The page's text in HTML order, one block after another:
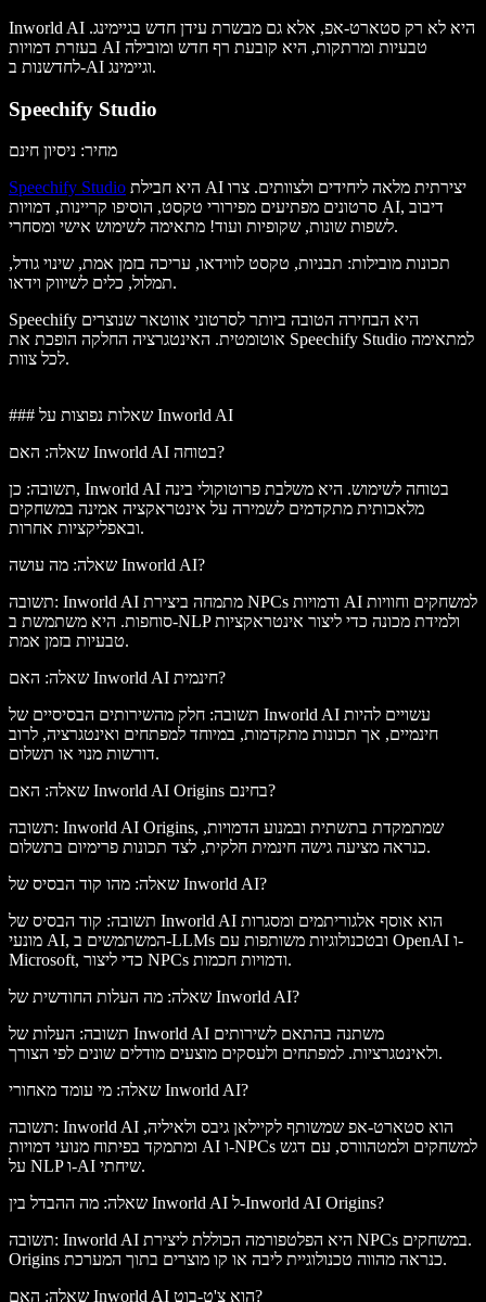
Inworld AI היא לא רק סטארט-אפ, אלא גם מבשרת עידן חדש בגיימינג.
בעזרת דמויות AI טבעיות ומרתקות, היא קובעת רף חדש ומובילה
לחדשנות ב-AI וגיימינג.
Speechify Studio
מחיר: ניסיון חינם
Speechify Studio
סרטונים מפתיעים מפירורי טקסט, הוסיפו קריינות, דמויות AI, דיבוב
לשפות שונות, שקופיות ועוד! מתאימה לשימוש אישי ומסחרי.
תכונות מובילות: תבניות, טקסט לווידאו, עריכה בזמן אמת, שינוי גודל,
תמלול, כלים לשיווק וידאו.
Speechify היא הבחירה הטובה ביותר לסרטוני אווטאר שנוצרים
אוטומטית. האינטגרציה החלקה הופכת את Speechify Studio למתאימה
לכל צוות.
### שאלות נפוצות על Inworld AI
שאלה: האם Inworld AI בטוחה?
תשובה: כן, Inworld AI בטוחה לשימוש. היא משלבת פרוטוקולי בינה
מלאכותית מתקדמים לשמירה על אינטראקציה אמינה במשחקים
ובאפליקציות אחרות.
שאלה: מה עושה Inworld AI?
תשובה: Inworld AI מתמחה ביצירת NPCs ודמויות AI למשחקים וחוויות
סוחפות. היא משתמשת ב-NLP ולמידת מכונה כדי ליצור אינטראקציות
טבעיות בזמן אמת.
שאלה: האם Inworld AI חינמית?
תשובה: חלק מהשירותים הבסיסיים של Inworld AI עשויים להיות
חינמיים, אך תכונות מתקדמות, במיוחד למפתחים ואינטגרציה, לרוב
דורשות מנוי או תשלום.
שאלה: האם Inworld AI Origins בחינם?
תשובה: Inworld AI Origins, שמתמקדת בתשתית ובמנוע הדמויות,
כנראה מציעה גישה חינמית חלקית, לצד תכונות פרימיום בתשלום.
שאלה: מהו קוד הבסיס של Inworld AI?
תשובה: קוד הבסיס של Inworld AI הוא אוסף אלגוריתמים ומסגרות
מונעי AI, המשתמשים ב-LLMs ובטכנולוגיות משותפות עם OpenAI ו-
Microsoft, כדי ליצור NPCs ודמויות חכמות.
שאלה: מה העלות החודשית של Inworld AI?
תשובה: העלות של Inworld AI משתנה בהתאם לשירותים
ולאינטגרציות. למפתחים ולעסקים מוצעים מודלים שונים לפי הצורך.
שאלה: מי עומד מאחורי Inworld AI?
תשובה: Inworld AI הוא סטארט-אפ שמשותף לקיילאן גיבס ולאיליה,
ומתמקד בפיתוח מנועי דמויות AI ו-NPCs למשחקים ולמטהוורס, עם דגש
על NLP ו-AI שיחתי.
שאלה: מה ההבדל בין Inworld AI ל-Inworld AI Origins?
תשובה: Inworld AI היא הפלטפורמה הכוללת ליצירת NPCs במשחקים.
Origins כנראה מהווה טכנולוגיית ליבה או קו מוצרים בתוך המערכת.
שאלה: האם Inworld AI הוא צ'ט-בוט?